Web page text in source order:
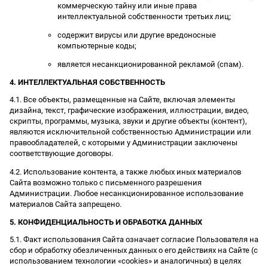
коммерческую тайну или иные права
интеллектуальной собственности третьих лиц;
содержит вирусы или другие вредоносные
компьютерные коды;
является несанкционированной рекламой (спам).
4. ИНТЕЛЛЕКТУАЛЬНАЯ СОБСТВЕННОСТЬ
4.1. Все объекты, размещенные на Сайте, включая элементы
дизайна, текст, графические изображения, иллюстрации, видео,
скрипты, программы, музыка, звуки и другие объекты (контент),
являются исключительной собственностью Администрации или
правообладателей, с которыми у Администрации заключены
соответствующие договоры.
4.2. Использование контента, а также любых иных материалов
Сайта возможно только с письменного разрешения
Администрации. Любое несанкционированное использование
материалов Сайта запрещено.
5. КОНФИДЕНЦИАЛЬНОСТЬ И ОБРАБОТКА ДАННЫХ
5.1. Факт использования Сайта означает согласие Пользователя на
сбор и обработку обезличенных данных о его действиях на Сайте (с
использованием технологии «cookies» и аналогичных) в целях